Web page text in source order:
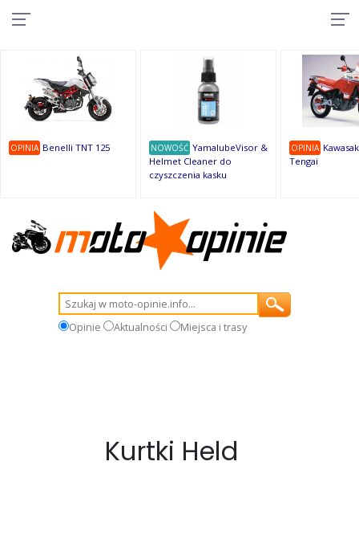
OPINIA Benelli TNT 125 NOWOŚĆ YamalubeVisor &
Helmet Cleaner do
czyszczenia kasku
OPINIA
Tengai
Opinie Aktualności Miejsca i trasy
Kurtki Held